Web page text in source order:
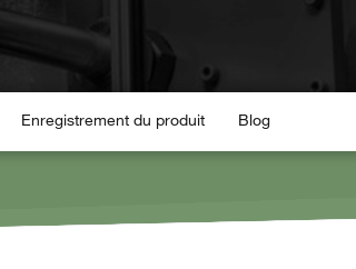
Enregistrement du produit Blog